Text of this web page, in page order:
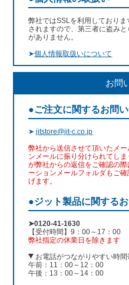
弊社ではSSLを利用しており
されますので、第三者に盗み
がありません。
➤個人情報取扱いについて
お問
●ご注文に関するお問
➤jitstore@jit-c.co.jp
弊社から送信させて頂いたメ
ンメールに振り分けられてし
が弊社からの返信をご確認の
ーションメールフォルダもご
げます。
●ジット製品に関する
➤0120-41-1630
【受付時間】9：00～17：00
弊社指定の休業日を除きます
お電話がつながりやすい時間
午前：11：00～12：00
午後：13：00～14：00